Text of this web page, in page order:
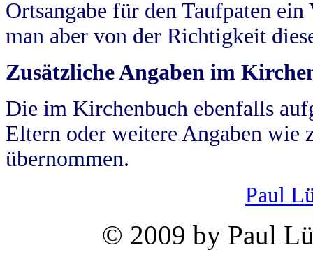
Ortsangabe für den Taufpaten
man aber von der Richtigkeit
Zusätzliche Angaben im
Die im Kirchenbuch ebenfalls
Eltern oder weitere Angaben wie
übernommen.
Paul
© 2009 by Paul